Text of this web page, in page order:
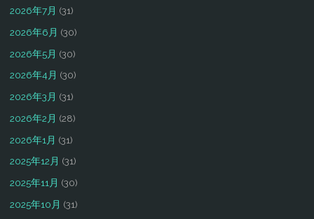
2026年7月 (31)
2026年6月 (30)
2026年5月 (30)
2026年4月 (30)
2026年3月 (31)
2026年2月 (28)
2026年1月 (31)
2025年12月 (31)
2025年11月 (30)
2025年10月 (31)